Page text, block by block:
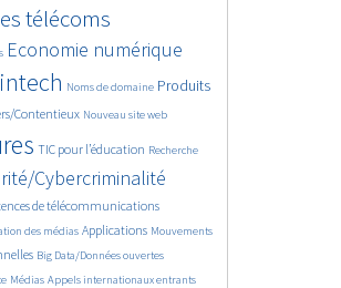
télécoms
Economie numérique
Noms de domaine Produits
Contentieux Nouveau site web
TIC pour l’éducation Recherche
Cybercriminalité
de télécommunications
des médias Applications Mouvements
Big Data/Données ouvertes
Médias Appels internationaux entrants